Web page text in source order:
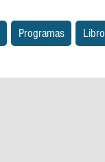
Programas Libro